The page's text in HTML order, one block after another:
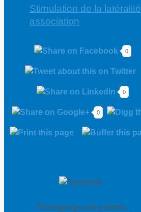
Stimulation de la latéralité
association
0
0
0
Témoignages de parents